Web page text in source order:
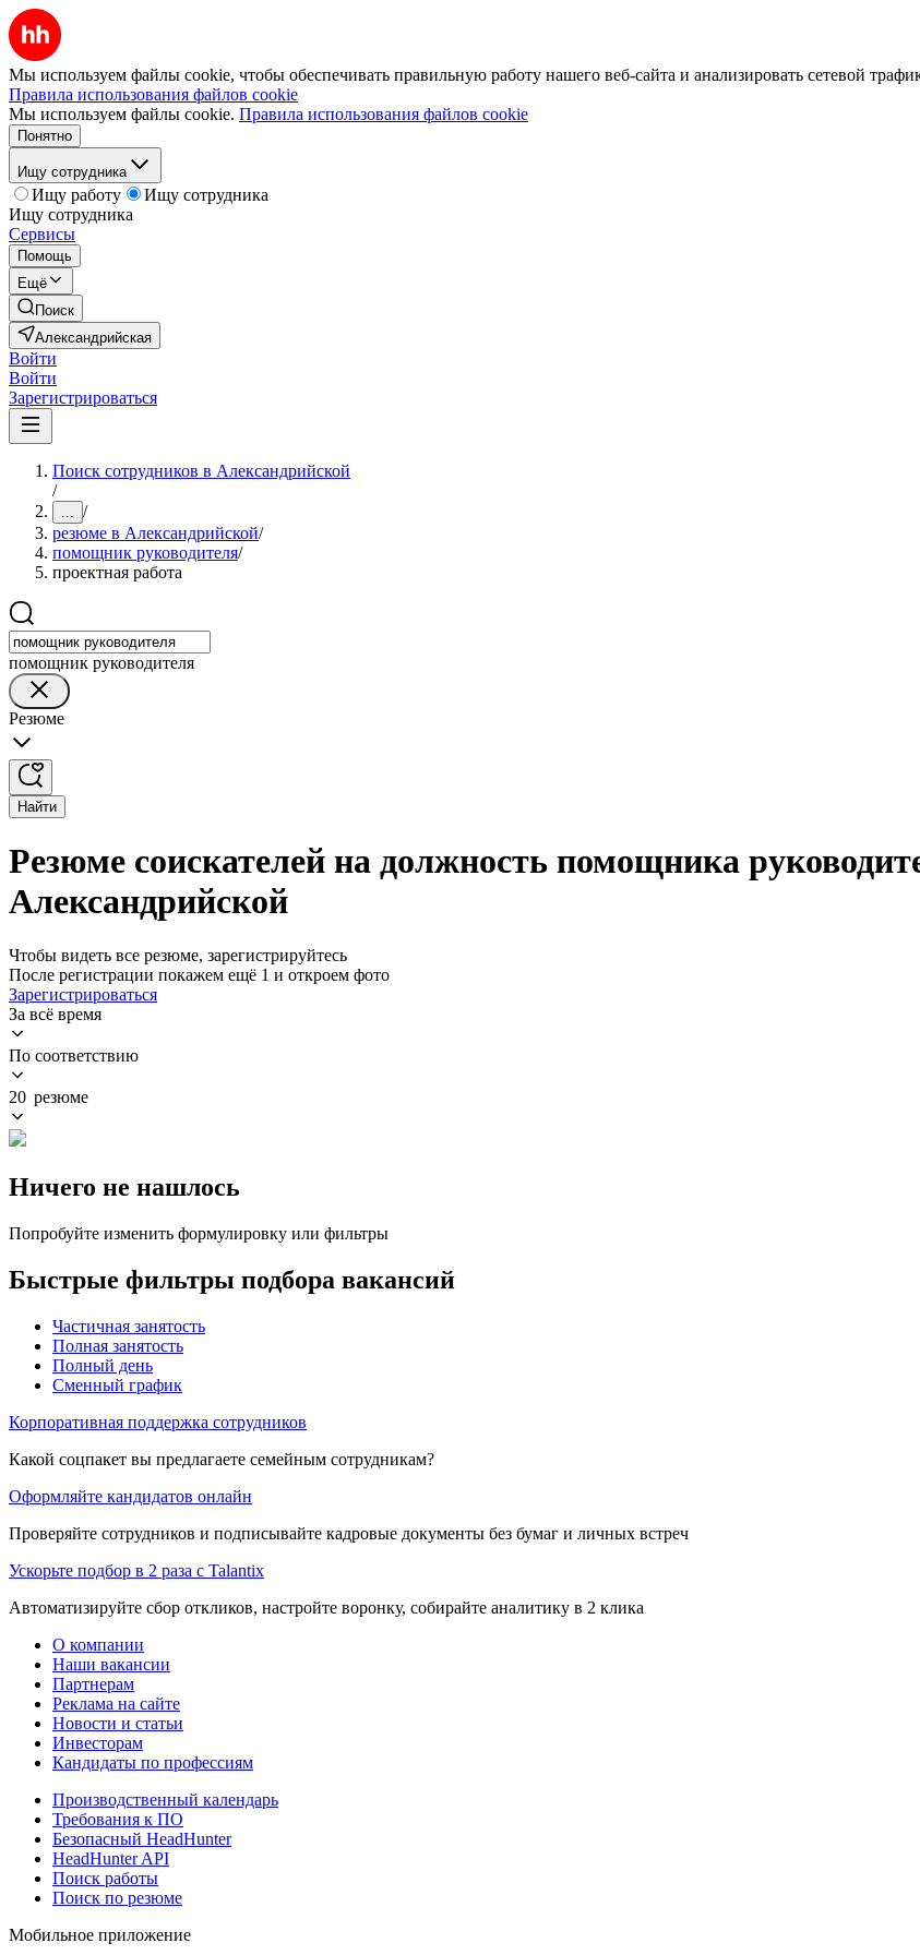
Мы используем файлы cookie, чтобы обеспечивать правильную работу нашего веб-сайта и анализировать сетевой
Правила использования файлов cookie
Мы используем файлы cookie. Правила использования файлов cookie
Понятно
Ищу сотрудника
Ищу работу
Ищу сотрудника
Ищу сотрудника
Сервисы
Помощь
Ещё
Поиск
Александрийская
Войти
Войти
Зарегистрироваться
Поиск сотрудников в Александрийской
/
... /
резюме в Александрийской/
помощник руководителя/
проектная работа
помощник руководителя
Резюме
Найти
Резюме соискателей на должность помощника
Александрийской
Чтобы видеть все резюме, зарегистрируйтесь
После регистрации покажем ещё 1 и откроем фото
Зарегистрироваться
За всё время
По соответствию
20 резюме
Ничего не нашлось
Попробуйте изменить формулировку или фильтры
Быстрые фильтры подбора вакансий
Частичная занятость
Полная занятость
Полный день
Сменный график
Корпоративная поддержка сотрудников
Какой соцпакет вы предлагаете семейным сотрудникам?
Оформляйте кандидатов онлайн
Проверяйте сотрудников и подписывайте кадровые документы без бумаг и личных встреч
Ускорьте подбор в 2 раза с Talantix
Автоматизируйте сбор откликов, настройте воронку, собирайте аналитику в 2 клика
О компании
Наши вакансии
Партнерам
Реклама на сайте
Новости и статьи
Инвесторам
Кандидаты по профессиям
Производственный календарь
Требования к ПО
Безопасный HeadHunter
HeadHunter API
Поиск работы
Поиск по резюме
Мобильное приложение